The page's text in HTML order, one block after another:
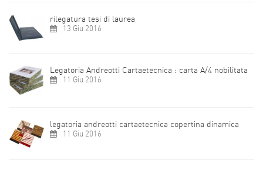
rilegatura tesi di laurea
13 Giu 2016
Legatoria Andreotti Cartaetecnica : carta A/4 nobilitata
11 Giu 2016
legatoria andreotti cartaetecnica copertina dinamica
11 Giu 2016